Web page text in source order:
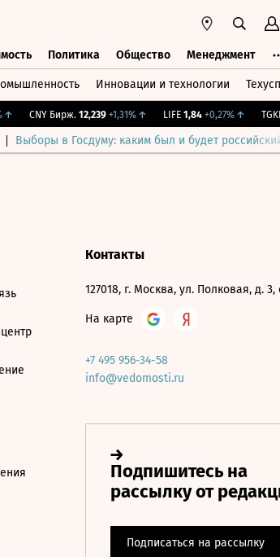
Политика Общество Менеджмент
Инновации и технологии
CNY Бирж. 12,239 +1,31%↑ LIFE 1,84 +0,27%↑ TGKN
Выборы в Госдуму: каким был и будет
Контакты
127018, г. Москва, ул. Полковая, д. 3,
На карте
+7 495 956-34-58
info@vedomosti.ru